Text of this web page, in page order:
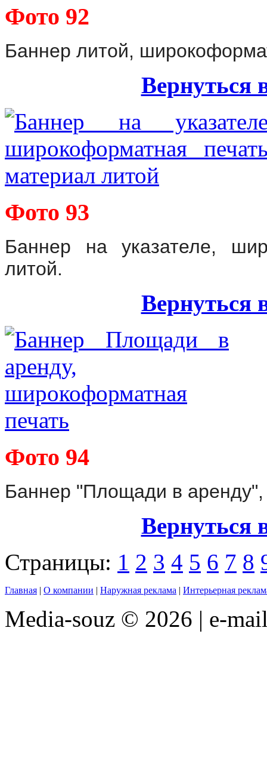
Фото 92
Баннер литой,
Вернуться
Фото 93
Баннер на указателе,
литой.
Вернуться
Фото 94
Баннер "Площади в
Вернуться
Страницы: 1 2 3 4 5 6 7 8
Главная | О компании | Наружная реклама | Интерьерная
Media-souz © 2026 | e-